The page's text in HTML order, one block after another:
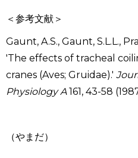
＜参考文献＞
Gaunt, A.S., Gaunt, S.L.L.,
'The effects of tracheal
cranes (Aves; Gruidae).'
Physiology A161, 43-58
（やまだ）